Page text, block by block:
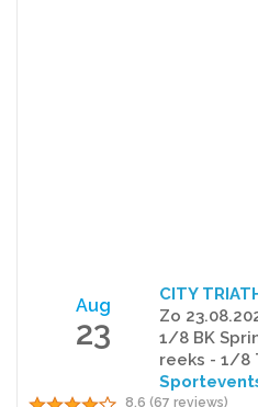
Aug
23
CITY
Zo
1/8 BK
reeks - 1/8
8.6 (67 reviews)